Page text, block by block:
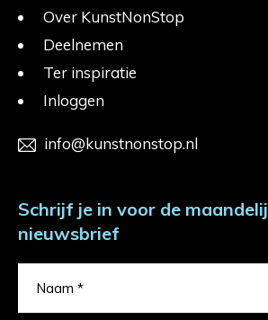
Over KunstNonStop
Deelnemen
Ter inspiratie
Inloggen
info@kunstnonstop.nl
Schrijf je in voor de
nieuwsbrief